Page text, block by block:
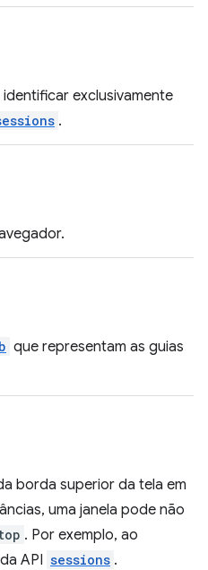
exclusivamente
.
que representam as guias
borda superior da tela em
uma janela pode não
. Por exemplo, ao
API sessions .